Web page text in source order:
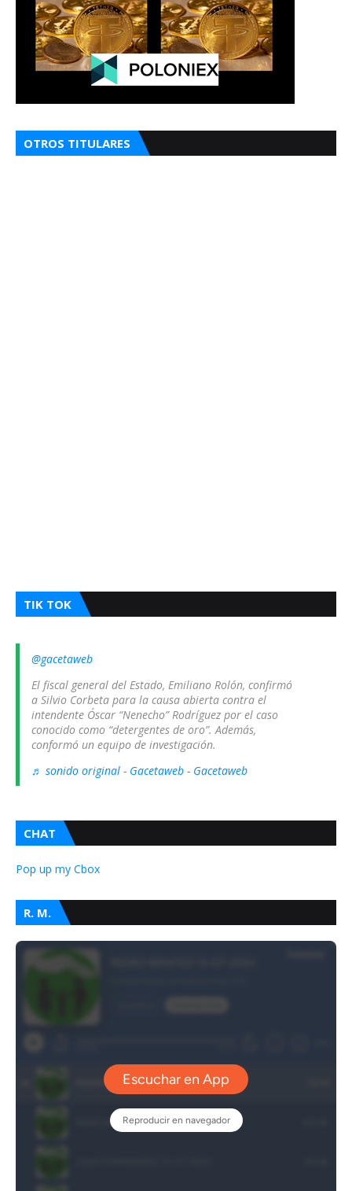
OTROS TITULARES
TIK TOK
@gacetaweb
El fiscal general del Estado, Emiliano Rolón, confirmó
a Silvio Corbeta para la causa abierta contra el
intendente Óscar “Nenecho” Rodríguez por el caso
conocido como “detergentes de oro”. Además,
conformó un equipo de investigación.
♬ sonido original - Gacetaweb - Gacetaweb
CHAT
Pop up my Cbox
R. M.